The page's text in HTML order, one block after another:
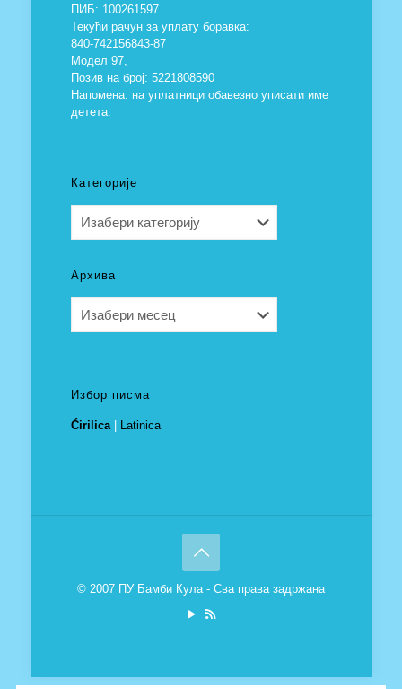
ПИБ: 100261597
Текући рачун за уплату боравка:
840-742156843-87
Модел 97,
Позив на број: 5221808590
Напомена: на уплатници обавезно уписати име
детета.
Категорије
Архива
Избор писма
Ćirilica| Latinica
© 2007 ПУ Бамби Кула - Сва права задржана